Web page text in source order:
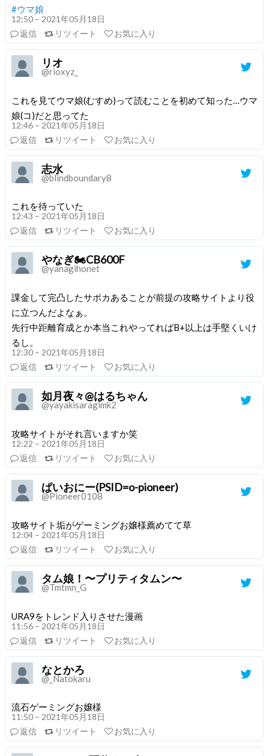
#ウマ娘
12:50 – 2021年05月18日
返信
リツイート お気に入り
リオ
@rioxyz_
これを見てウマ娘(むすめ)って読むことを初めて知った…ウマ
娘(コ)だと思ってた
12:46 – 2021年05月18日
返信
リツイート お気に入り
志水
@blindboundary8
これを待っていた
12:43 – 2021年05月18日
返信
リツイート お気に入り
やなぎ🏍️CB600F
@yanagihonet
課金して完凸したサポカあることが前提の攻略サイトより役
に立つんだよなぁ。
先行中距離育成とか本当これやってればB+以上は手堅くいけ
るし。
12:30 – 2021年05月18日
返信
リツイート お気に入り
如月夜々@はるちゃん
@yayakisaragimk2
攻略サイトがそれ言いますか笑
12:22 – 2021年05月18日
返信
リツイート お気に入り
ぱいおにー(PSID=o-pioneer)
@Pioneer0108
攻略サイト垢がゲーミングお嬢様薦めてて草
12:04 – 2021年05月18日
返信
リツイート お気に入り
タム娘！〜プリティタムン〜
@Tmtmn_G
URA9をトレンド入りさせた漫画
11:56 – 2021年05月18日
返信
リツイート お気に入り
なとかろ
@_Natokaru
流石ゲーミングお嬢様
11:50 – 2021年05月18日
返信
リツイート お気に入り